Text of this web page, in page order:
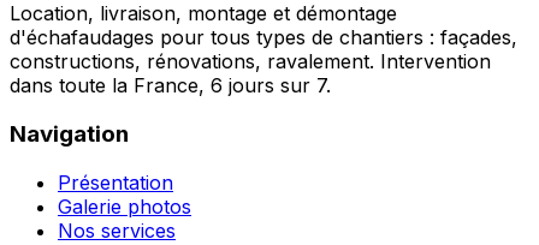
Location, livraison, montage et démontage
d'échafaudages pour tous types de chantiers : façades,
constructions, rénovations, ravalement. Intervention
dans toute la France, 6 jours sur 7.
Navigation
Présentation
Galerie photos
Nos services